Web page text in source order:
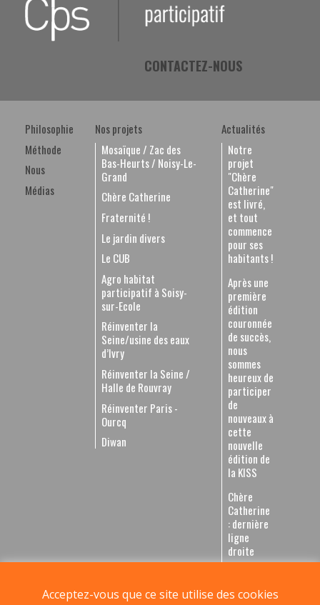
CONTACTEZ-NOUS
Philosophie
Méthode
Nous
Médias
Nos projets
Mosaïque / Zac des
Bas-Heurts / Noisy-Le-
Grand
Chère Catherine
Fraternité !
Le jardin divers
Le CUB
Agro habitat
participatif à Soisy-
sur-Ecole
Réinventer la
Seine/usine des eaux
d’Ivry
Réinventer la Seine /
Halle de Rouvray
Réinventer Paris -
Ourcq
Diwan
Actualités
Notre
projet
"Chère
Catherine"
est livré,
et tout
commence
pour ses
habitants !
Après une
première
édition
couronnée
de succès,
nous
sommes
heureux de
participer
de
nouveaux à
cette
nouvelle
édition de
la KISS
Chère
Catherine
: dernière
ligne
droite
pour une
en
Acceptez-vous que ce site utilise des cookies